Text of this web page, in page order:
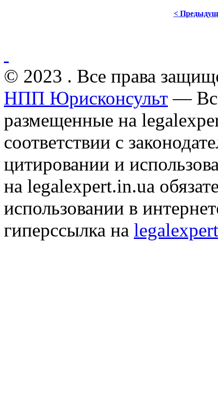
<
© 2023 . Все права
НПП Юрисконсульт —
размещенные на
соответствии с
цитировании и
на legalexpert.in.ua
использовании в
гиперссылка на